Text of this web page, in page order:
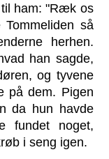
ham: "Ræk os
så
herhen.
han sagde,
og tyvene
på dem. Pigen
da hun havde
fundet noget,
i seng igen.